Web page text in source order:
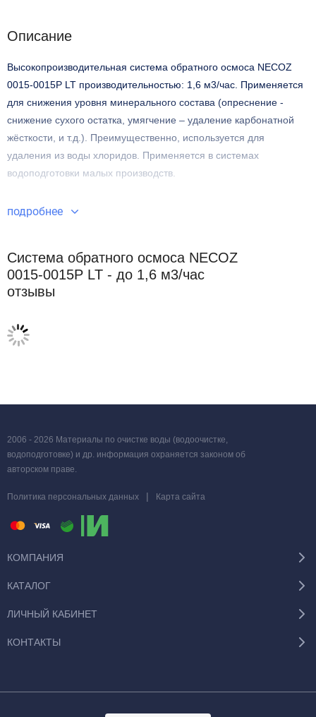
Описание
Высокопроизводительная система обратного осмоса NECOZ
0015-0015Р LT производительностью: 1,6 м3/час . Применяется
для снижения уровня минерального состава (опреснение -
снижение сухого остатка, умягчение – удаление карбонатной
жёсткости, и т.д.). Преимущественно, используется для
удаления из воды хлоридов. Применяется в системах
водоподготовки малых производств.
Выполнена на металлической раме.
водой при остановке системы (возможна промывка
фильтратом).
Система управляется единым контроллером.
подробнее
Система обратного осмоса NECOZ
0015-0015Р LT - до 1,6 м3/час
отзывы
2006 - 2026 Материалы по очистке воды (водоочистке,
водоподготовке) и др. информация охраняется законом об
авторском праве.
Политика персональных данных | Карта сайта
КОМПАНИЯ
КАТАЛОГ
ЛИЧНЫЙ КАБИНЕТ
КОНТАКТЫ